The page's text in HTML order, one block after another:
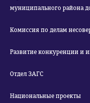
муниципального района
Комиссия по делам
Развитие конкуренции и
Отдел ЗАГС
Национальные проекты